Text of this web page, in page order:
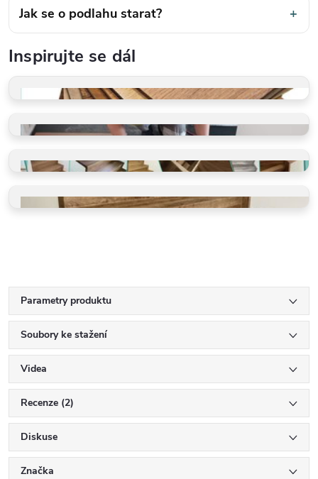
Jak se o podlahu starat? +
Inspirujte se dál
Dotkněte se kvality
Rychle a precizně
Schody, koupelny, restaurace
Parametry produktu
Soubory ke stažení
Videa
Recenze (2)
Diskuse
Značka